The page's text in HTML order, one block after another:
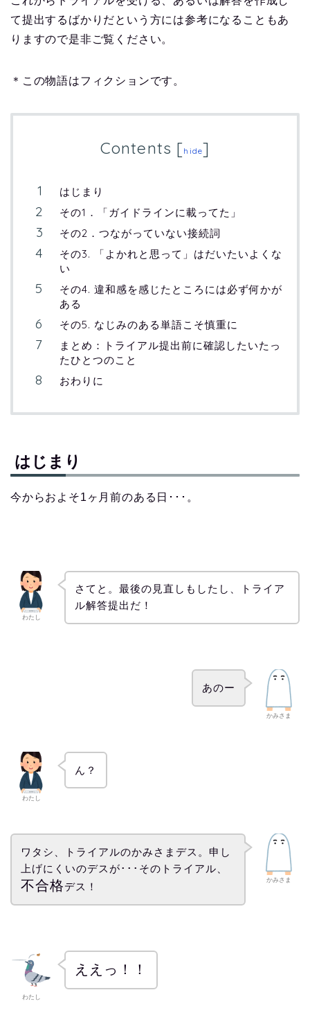
て提出するばかりだという方には参考になることもあ
りますので是非ご覧ください。
＊この物語はフィクションです。
Contents [hide]
はじまり
その1．「ガイドラインに載ってた」
その2．つながっていない接続詞
その3. 「よかれと思って」はだいたいよくな
い
その4. 違和感を感じたところには必ず何かが
ある
その5. なじみのある単語こそ慎重に
まとめ：トライアル提出前に確認したいたっ
たひとつのこと
おわりに
はじまり
今からおよそ1ヶ月前のある日･･･。
わたし
さてと。最後の見直しもしたし、トライア
ル解答提出だ！
かみさま
あのー
わたし
ん？
かみさま
ワタシ、トライアルのかみさまデス。申し
上げにくいのデスが･･･そのトライアル、
不合格デス！
わたし
ええっ！！